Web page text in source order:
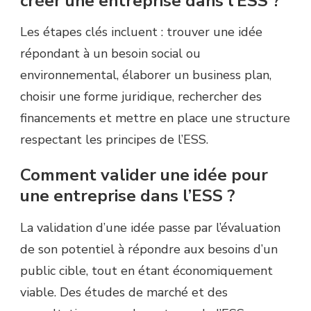
Les étapes clés incluent : trouver une idée
répondant à un besoin social ou
environnemental, élaborer un business plan,
choisir une forme juridique, rechercher des
financements et mettre en place une structure
respectant les principes de l’ESS.
Comment valider une idée pour
une entreprise dans l’ESS ?
La validation d’une idée passe par l’évaluation
de son potentiel à répondre aux besoins d’un
public cible, tout en étant économiquement
viable. Des études de marché et des